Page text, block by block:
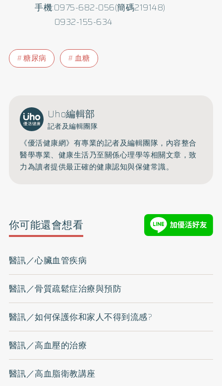
手機:0975-682-056(簡碼219148)
0932-155-634
糖尿病 血糖
Uho編輯部
記者及編輯團隊
《優活健康網》有專業的記者及編輯團隊，內容整合
醫學專業、健康生活乃至關係心理學等相關文章，致
力為讀者提供最正確的健康認知與保健常識。
你可能還會想看
醫訊／心臟血管疾病
醫訊／骨質疏鬆症治療與預防
醫訊／如何保護你和家人不得到流感?
醫訊／高血壓的治療
醫訊／高血脂衛教講座